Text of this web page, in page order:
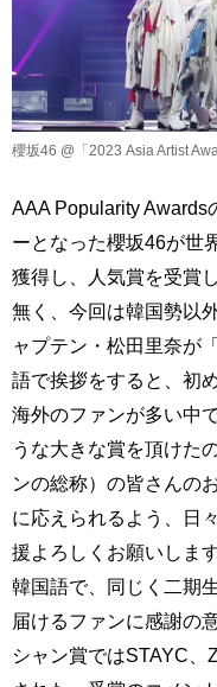
櫻坂46 @「2023 Asia Artist
AAA Popularity Awards
ーとなった櫻坂46が世
獲得し、人気賞を受賞
無く、今回は韓国勢以
ャプテン・松田里奈が
語で挨拶をすると、初
海外のファンが多い中
うな大きな賞を頂けた
ンの総称）の皆さんの
に応えられるよう、日
援よろしくお願いしま
韓国語で、同じく二期
届けるファンに感謝の
シャン賞ではSTAYC